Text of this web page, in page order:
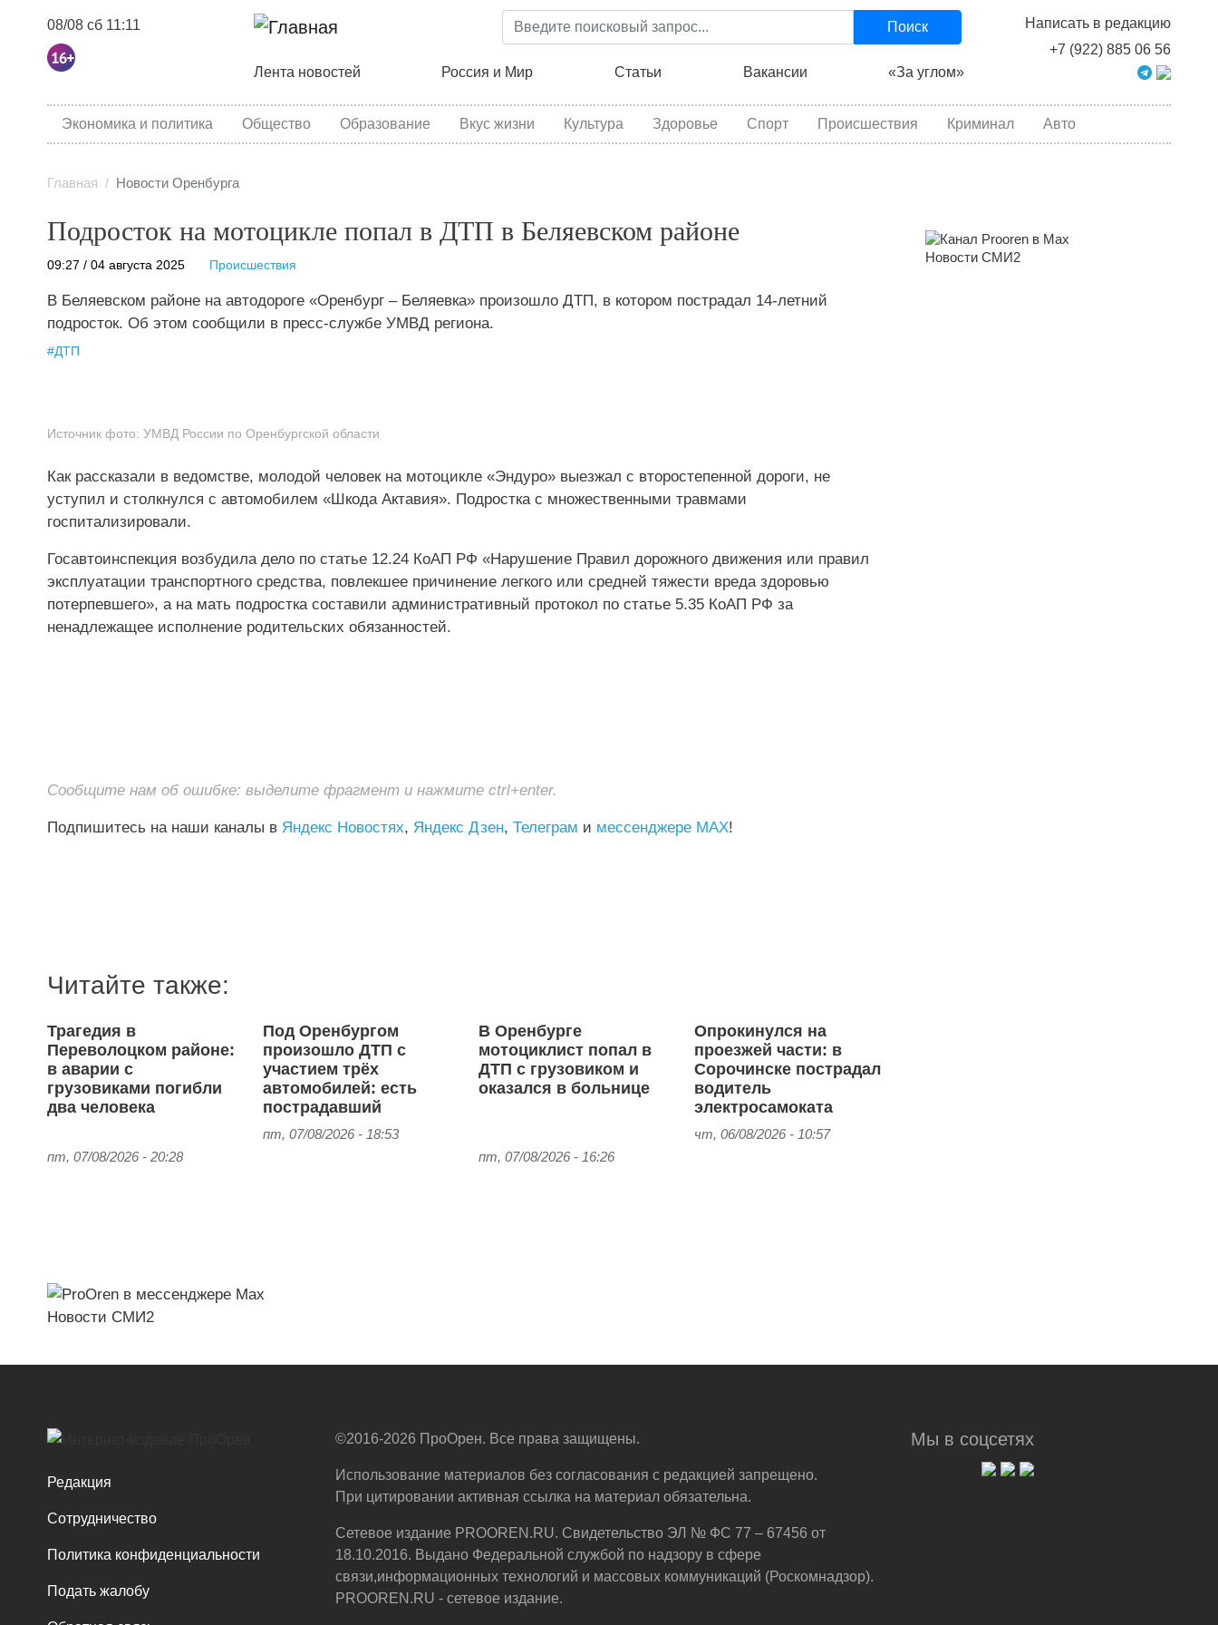
Перейти
к
содержанию
08/08 сб 11:11
Написать в редакцию
+7 (922) 885 06 56
Поиск
Основная навигация
Лента новостей Россия и Мир Статьи Вакансии «За углом»
category menu
Экономика и политика Общество Образование Вкус жизни Культура Здоровье Спорт Происшествия Криминал Авто
Главная Новости Оренбурга
Подросток на мотоцикле попал в ДТП в Беляевском районе
09:27 / 04 августа 2025 Происшествия
В Беляевском районе на автодороге «Оренбург – Беляевка» произошло ДТП, в котором пострадал 14-летний
подросток. Об этом сообщили в пресс-службе УМВД региона.
#ДТП
Источник фото: УМВД России по Оренбургской области
Как рассказали в ведомстве, молодой человек на мотоцикле «Эндуро» выезжал с второстепенной дороги, не
уступил и столкнулся с автомобилем «Шкода Актавия». Подростка с множественными травмами
госпитализировали.
Госавтоинспекция возбудила дело по статье 12.24 КоАП РФ «Нарушение Правил дорожного движения или правил
эксплуатации транспортного средства, повлекшее причинение легкого или средней тяжести вреда здоровью
потерпевшего», а на мать подростка составили административный протокол по статье 5.35 КоАП РФ за
ненадлежащее исполнение родительских обязанностей.
Сообщите нам об ошибке: выделите фрагмент и нажмите ctrl+enter.
Подпишитесь на наши каналы в Яндекс Новостях, Яндекс Дзен, Телеграм и мессенджере MAX!
Читайте также:
Трагедия в
Переволоцком районе:
в аварии с
грузовиками погибли
два человека
пт, 07/08/2026 - 20:28
Под Оренбургом
произошло ДТП с
участием трёх
автомобилей: есть
пострадавший
пт, 07/08/2026 - 18:53
В Оренбурге
мотоциклист попал в
ДТП с грузовиком и
оказался в больнице
пт, 07/08/2026 - 16:26
Опрокинулся на
проезжей части: в
Сорочинске пострадал
водитель
электросамоката
чт, 06/08/2026 - 10:57
Новости СМИ2
Новости СМИ2
Редакция
Сотрудничество
Политика конфиденциальности
Подать жалобу
Мы в соцсетях
©2016-2026 ПроОрен. Все права защищены.
Использование материалов без согласования с редакцией запрещено.
При цитировании активная ссылка на материал обязательна.
Сетевое издание PROOREN.RU. Свидетельство ЭЛ № ФС 77 – 67456 от
18.10.2016. Выдано Федеральной службой по надзору в сфере
связи,информационных технологий и массовых коммуникаций (Роскомнадзор).
PROOREN.RU - сетевое издание.